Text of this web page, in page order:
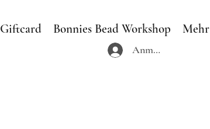
Giftcard Bonnies Bead Workshop Mehr
Anmelden